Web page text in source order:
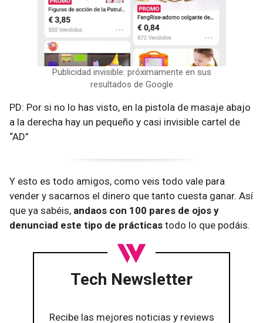
Publicidad invisible: próximamente en sus
resultados de Google
PD: Por si no lo has visto, en la pistola de masaje abajo
a la derecha hay un pequeño y casi invisible cartel de
“AD”
Y esto es todo amigos, como veis todo vale para
vender y sacarnos el dinero que tanto cuesta ganar. Así
que ya sabéis, andaos con 100 pares de ojos y
denunciad este tipo de prácticas todo lo que podáis.
Tech Newsletter
Recibe las mejores noticias y reviews